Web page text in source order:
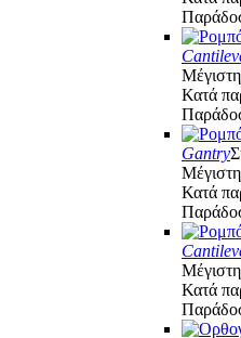
Κατά
Gantry
Κατά
Κατά